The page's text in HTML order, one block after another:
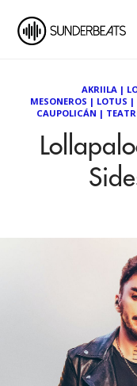
AKRIILA |
MESONEROS | LOTUS |
CAUPOLICÁN |